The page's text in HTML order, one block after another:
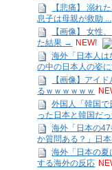
【悲痛】 溺れ
息子は母親が救助 ...
【画像】 女性
た結果 → NEW!
海外「日本人は
の中の日本人の姿
【画像】アイ
るｗｗｗｗｗｗ
外国人「韓国
った日本と韓国だ
海外「日本の
か質問ある？」日
海外「日本の
する海外の反応